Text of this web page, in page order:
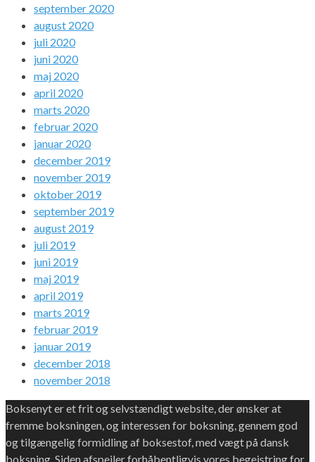
september 2020
august 2020
juli 2020
juni 2020
maj 2020
april 2020
marts 2020
februar 2020
januar 2020
december 2019
november 2019
oktober 2019
september 2019
august 2019
juli 2019
juni 2019
maj 2019
april 2019
marts 2019
februar 2019
januar 2019
december 2018
november 2018
Boksenyt er et frit og selvstændigt website, der ønsker at
fremme boksningen, og interessen for boksning, gennem god
og tilgængelig formidling af boksestof, med vægt på dansk
boksning. Siden afspejler forhåbentligvis vores begejstring for